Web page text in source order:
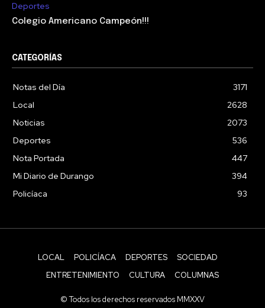
Deportes
Colegio Americano Campeón!!!
CATEGORÍAS
Notas del Día
3171
Local
2628
Noticias
2073
Deportes
536
Nota Portada
447
Mi Diario de Durango
394
Policíaca
93
LOCAL POLICÍACA DEPORTES
SOCIEDAD
ENTRETENIMIENTO
CULTURA COLUMNAS
© Todos los derechos reservados MMXXV